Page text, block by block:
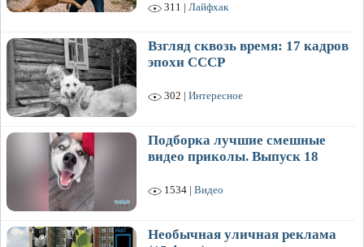
311 | Лайфхак
Взгляд сквозь время: 17 кадров
эпохи СССР
302 | Интересное
Подборка лучшие смешные
видео приколы. Выпуск 18
1534 | Видео
Необычная уличная реклама